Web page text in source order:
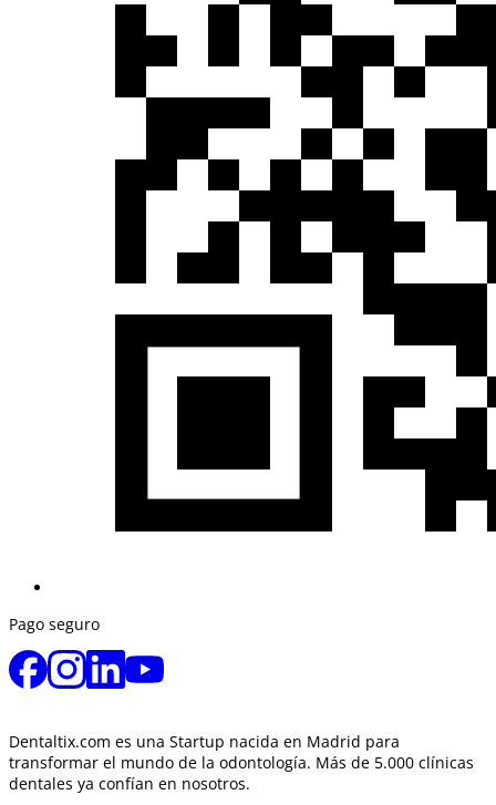
Pago seguro
Dentaltix.com es una Startup nacida en Madrid para
transformar el mundo de la odontología. Más de 5.000 clínicas
dentales ya confían en nosotros.